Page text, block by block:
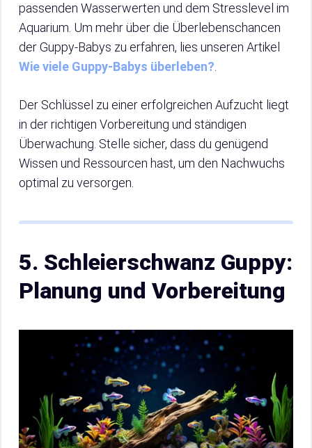
passenden Wasserwerten und dem Stresslevel im
Aquarium. Um mehr über die Überlebenschancen
der Guppy-Babys zu erfahren, lies unseren Artikel
Wie viele Guppy-Babys überleben?
Der Schlüssel zu einer erfolgreichen Aufzucht liegt
in der richtigen Vorbereitung und ständigen
Überwachung. Stelle sicher, dass du genügend
Wissen und Ressourcen hast, um den Nachwuchs
optimal zu versorgen.
5. Schleierschwanz Guppy:
Planung und Vorbereitung